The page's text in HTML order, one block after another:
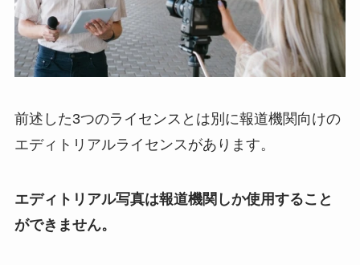
前述した3つのライセンスとは別に報道機関向けの
エディトリアルライセンスがあります。
エディトリアル写真は報道機関しか使用すること
ができません。